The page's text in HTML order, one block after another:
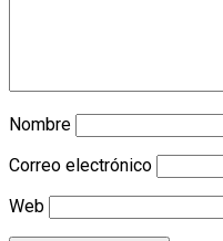
Nombre
Correo electrónico
Web